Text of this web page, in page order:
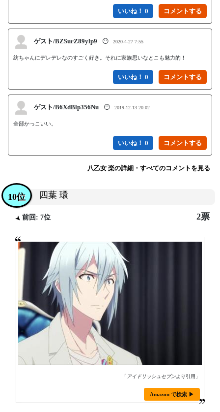
いいね！ 0
ゲスト/BZSurZ89ylp9 😶 2020-4-27 7:55
紡ちゃんにデレデレなのすごく好き。それに家族思いなとこも魅力的！
いいね！ 0
ゲスト/B6XdBlp356Nu 😶 2019-12-13 20:02
全部かっこいい。
いいね！ 0
八乙女 楽の詳細・すべてのコメントを見る
四葉 環
10位
前回: 7位 2票
「 アイドリッシュセブンより引用」
Amazon で検索 ▶